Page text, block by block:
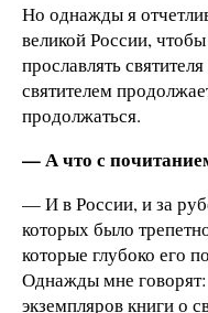
Но однажды я
великой России,
прославлять
святителем
продолжаться.
— А что с
— И в России, и за
которых было
которые глубоко его
Однажды мне
экземпляров книги о